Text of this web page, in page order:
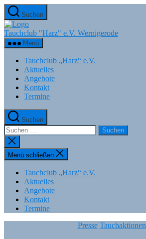
Zum
Inhalt
springen
Suchen
Tauchclub "Harz" e.V. Wernigerode
Menü
Tauchclub „Harz“ e.V.
Aktuelles
Angebote
Kontakt
Termine
Suchen
Suchen
nach:
Suche
schließen
Menü schließen
Tauchclub „Harz“ e.V.
Aktuelles
Angebote
Kontakt
Termine
Kategorien
Presse Tauchaktionen